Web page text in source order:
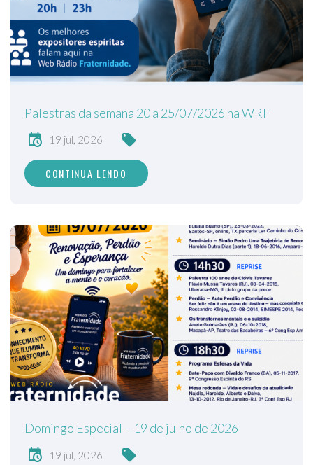
Palestras da semana 20 a 25/07/2026 na WRF
19 jul, 2026
CONTINUA LENDO
Domingo Especial – 19 de julho de 2026
19 jul, 2026